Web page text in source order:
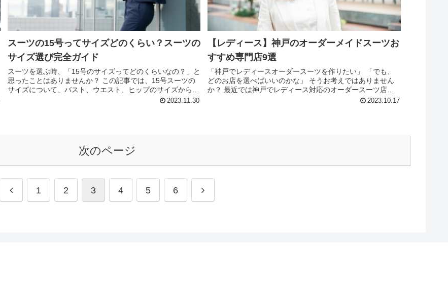
スーツの15号ってサイズどのくらい？スーツの
サイズ選び完全ガイド
スーツを選ぶ時、「15号のサイズってどのくらいなの？」と
思ったことはありませんか？ この記事では、15号スーツの
サイズについて、バスト、ウエスト、ヒップのサイズから詳
しく解説します。ま た、自分にぴったりのスーツを選ぶた
2023.11.30
【レディース】神戸のオーダーメイドスーツお
すすめ専門店9選
「神戸でレディースオーダースーツを作りたい」 「でも、
どのお店を選べばいいのかな」 そうお考えではありません
か？ 最近では神戸でレディース対応のオーダースーツ店も
増えてきました。 この記事では、アパレル歴10年の著者
2023.10.17
次のページ
1 2 3 4 5 6